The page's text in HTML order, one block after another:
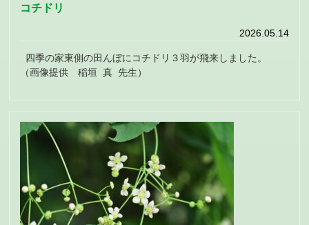
コチドリ
2026.05.14
四季の家東側の田んぼにコチドリ３羽が飛来しました。
（画像提供 稲垣 真 先生）